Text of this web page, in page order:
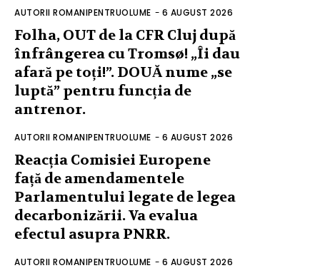
AUTORII ROMANIPENTRUOLUME - 6 AUGUST 2026
Folha, OUT de la CFR Cluj după
înfrângerea cu Tromsø! „Îi dau
afară pe toți!”. DOUĂ nume „se
luptă” pentru funcția de
antrenor.
AUTORII ROMANIPENTRUOLUME - 6 AUGUST 2026
Reacția Comisiei Europene
față de amendamentele
Parlamentului legate de legea
decarbonizării. Va evalua
efectul asupra PNRR.
AUTORII ROMANIPENTRUOLUME - 6 AUGUST 2026